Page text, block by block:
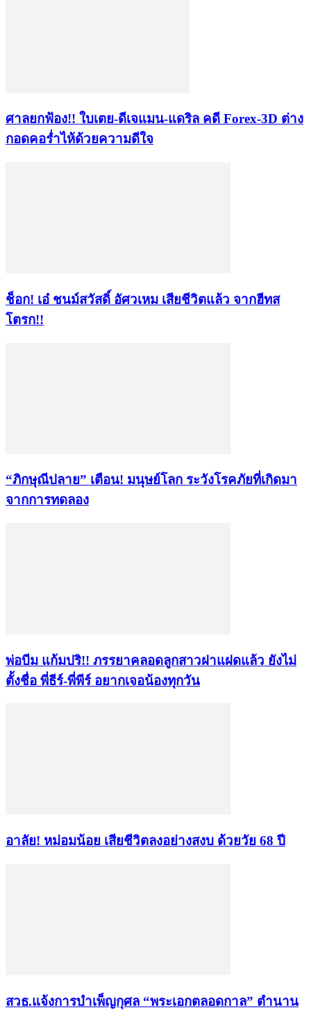
ศาลยกฟ้อง!! ใบเตย-ดีเจแมน-แดริล คดี Forex-3D ต่าง
กอดคอร่ำไห้ด้วยความดีใจ
ช็อก! เอ๋ ชนม์สวัสดิ์ อัศวเหม เสียชีวิตแล้ว จากฮีทส
โตรก!!
“ภิกษุณีปลาย” เตือน! มนุษย์โลก ระวังโรคภัยที่เกิดมา
จากการทดลอง
พ่อบีม แก้มปริ!! ภรรยาคลอดลูกสาวฝาแฝดแล้ว ยังไม่
ตั้งชื่อ พี่ธีร์-พี่พีร์ อยากเจอน้องทุกวัน
อาลัย! หม่อมน้อย เสียชีวิตลงอย่างสงบ ด้วยวัย 68 ปี
สวธ.แจ้งการบำเพ็ญกุศล “พระเอกตลอดกาล” ตำนาน